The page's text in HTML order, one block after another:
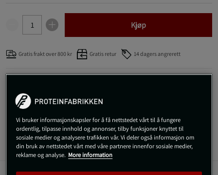
Kjøp
Gratis frakt over 800 kr Gratis retur 14 dagers angrerett
Robuste Wrist Wraps Pro fra Gorilla Wear er håndleddstøtten som
gir veldig god støtte under treningen.
Informasjon Anmeldelser
Vi bruker informasjonskapsler for å få nettstedet vårt til å fungere
ordentlig, tilpasse innhold og annonser, tilby funksjoner knyttet til
sosiale medier og analysere trafikken vår. Vi deler også informasjon om
din bruk av nettstedet vårt med våre partnere innenfor sosiale medier,
reklame og analyse. More information